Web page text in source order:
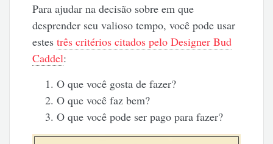
Para ajudar na decisão sobre em que
desprender seu valioso tempo, você pode usar
estestrês critérios citados pelo Designer Bud
Caddel:
O que você gosta de fazer?
O que você faz bem?
O que você pode ser pago para fazer?